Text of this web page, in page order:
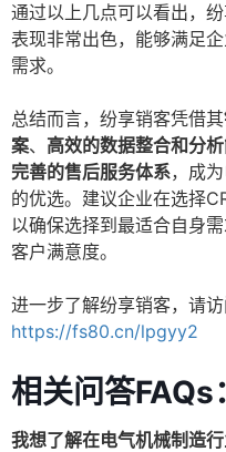
通过以上几点可以看出，
表现非常出色，能够满足
需求。
总结而言，纷享销客凭借其
案、 高效的数据整合和分
完善的售后服务体系，成
的优选。建议企业在选择
以确保选择到最适合自身
客户满意度。
进一步了解纷享销客，请访
https://fs80.cn/lpgyy2
相关问答FAQs：
我想了解在电气机械制造